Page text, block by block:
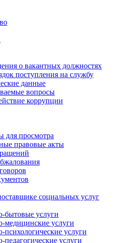
о вакантных должностях
поступления на службу
данные
вопросы
коррупции
для просмотра
правовые акты
социальных услуг
бытовые услуги
медицинские услуги
психологические услуги
педагогические услуги